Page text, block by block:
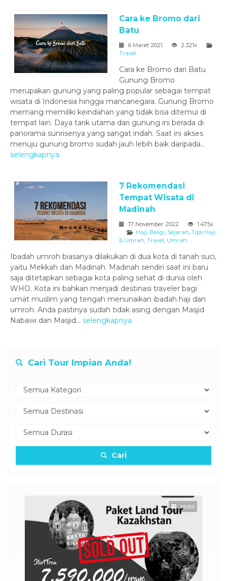
Cara ke Bromo dari
Batu
6 Maret 2021
2.321x
Travel
Cara ke Bromo dari Batu
Gunung Bromo
merupakan gunung yang paling popular sebagai tempat
wisata di Indonesia hingga mancanegara. Gunung Bromo
memang memiliki keindahan yang tidak bisa ditemui di
tempat lain. Daya tarik utama dari gunung ini berada di
panorama sunrisenya yang sangat indah. Saat ini akses
menuju gunung bromo sudah jauh lebih baik daripada...
selengkapnya
7 Rekomendasi
Tempat Wisata di
Madinah
17 November 2022
1.475x
Haji, Religi, Sejarah, Tips Haji
& Umrah, Travel, Umrah
Ibadah umroh biasanya dilakukan di dua kota di tanah suci,
yaitu Mekkah dan Madinah. Madinah sendiri saat ini baru
saja ditetapkan sebagai kota paling sehat di dunia oleh
WHO. Kota ini bahkan menjadi destinasi traveler bagi
umat muslim yang tengah menunaikan ibadah haji dan
umroh. Anda pastinya sudah tidak asing dengan Masjid
Nabawi dan Masjid... selengkapnya
Cari Tour Impian Anda!
Cari
Hotel